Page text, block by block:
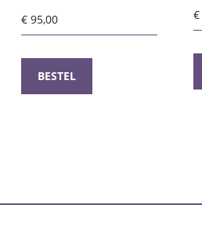
€ 95,00
BESTEL
€